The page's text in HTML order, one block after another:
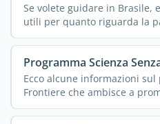
Se volete guidare in Brasile,
utili per quanto riguarda la
Programma Scienza
Ecco alcune informazioni sul
Frontiere che ambisce a
...